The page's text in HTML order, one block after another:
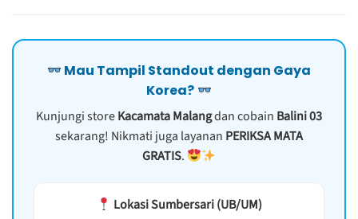
Mau Tampil Standout dengan Gaya
Korea?
Kunjungi storeKacamata Malangdan cobain Balini 03
sekarang! Nikmati juga layanan PERIKSA MATA
GRATIS.
Lokasi Sumbersari (UB/UM)